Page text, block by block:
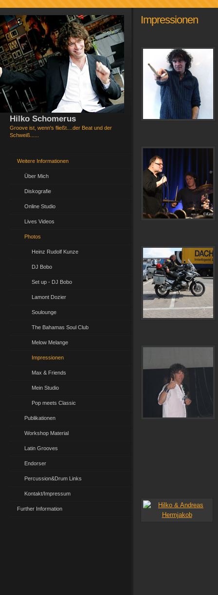
Hilko Schomerus
Groove ist, wenn's fließt....der Beat und der
Schweiß......
Weitere Informationen
Über Mich
Diskografie
Online Studio
Lives Videos
Photos
Heinz Rudolf Kunze
DJ Bobo
Set up - DJ Bobo
Lamont Dozier
Soulounge
The Bahamas Soul Club
Melow Melange
Impressionen
Max & Friends
Mein Studio
Pop meets Classic
Publikationen
Workshop Material
Latin Grooves
Endorser
Percussion&Drum Links
Kontakt/Impressum
Further Information
Impressionen